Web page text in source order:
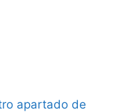
apartado de